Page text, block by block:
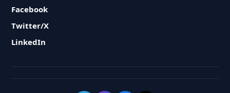
Facebook
Twitter/X
LinkedIn